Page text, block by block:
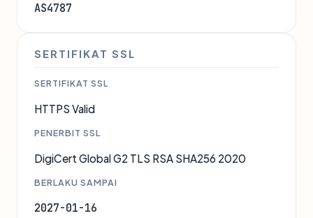
AS4787
SERTIFIKAT SSL
SERTIFIKAT SSL
HTTPS Valid
PENERBIT SSL
DigiCert Global G2 TLS RSA SHA256 2020
BERLAKU SAMPAI
2027-01-16